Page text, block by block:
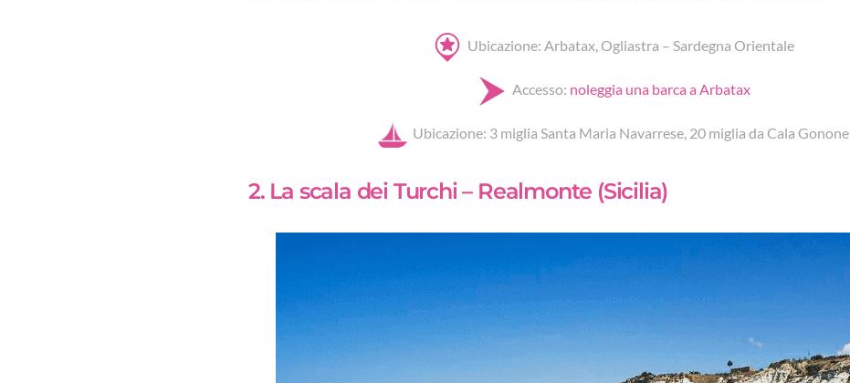
Ubicazione: Arbatax, Ogliastra – Sardegna Orientale
Accesso: noleggia una barca a Arbatax
Ubicazione: 3 miglia Santa Maria Navarrese, 20 miglia da Cala Gonone
2. La scala dei Turchi – Realmonte (Sicilia)